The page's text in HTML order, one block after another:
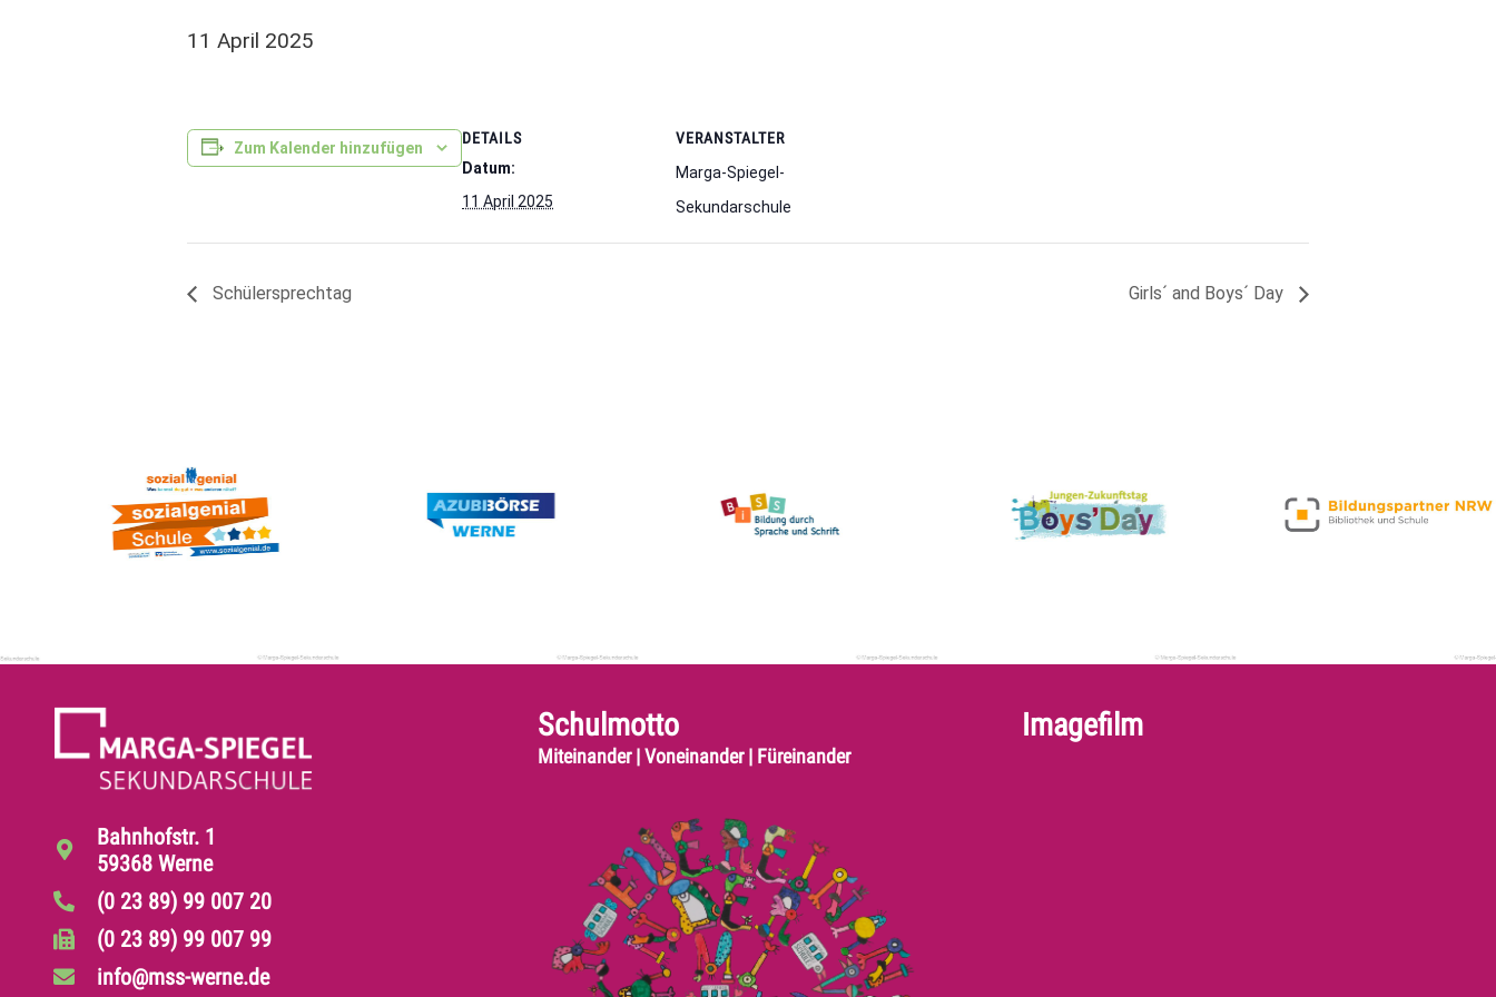
11 April 2025
Zum Kalender hinzufügen
DETAILS
Datum:
11 April 2025
VERANSTALTER
Marga-Spiegel-
Sekundarschule
Schülersprechtag Girls´ and Boys´ Day
Bahnhofstr. 1
59368 Werne
(0 23 89) 99 007 20
(0 23 89) 99 007 99
info@mss-werne.de
Schulmotto
Miteinander | Voneinander | Füreinander
Imagefilm